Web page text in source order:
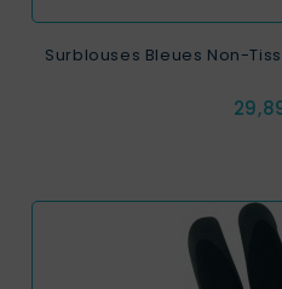
Surblouses Bleues Non-
Prix